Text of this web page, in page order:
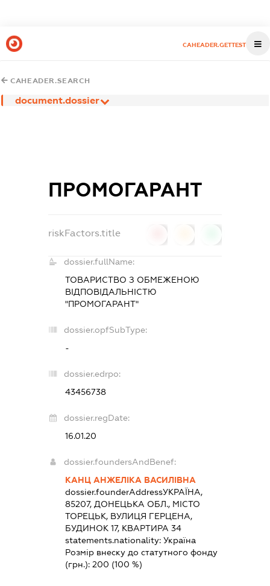
CAHEADER.GETTEST
CAHEADER.SEARCH
document.dossier
ПРОМОГАРАНТ
riskFactors.title
dossier.fullName:
ТОВАРИСТВО З ОБМЕЖЕНОЮ
ВІДПОВІДАЛЬНІСТЮ
"ПРОМОГАРАНТ"
dossier.opfSubType:
-
dossier.edrpo:
43456738
dossier.regDate:
16.01.20
dossier.foundersAndBenef:
КАНЦ АНЖЕЛІКА ВАСИЛІВНА
dossier.founderAddressУКРАЇНА,
85207, ДОНЕЦЬКА ОБЛ., МІСТО
ТОРЕЦЬК, ВУЛИЦЯ ГЕРЦЕНА,
БУДИНОК 17, КВАРТИРА 34
statements.nationality: Україна
Розмір внеску до статутного фонду
(грн.): 200 (100 %)